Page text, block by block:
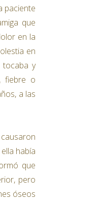
paciente
que
en la
en
y
fiebre o
a las
había
que
pero
óseos